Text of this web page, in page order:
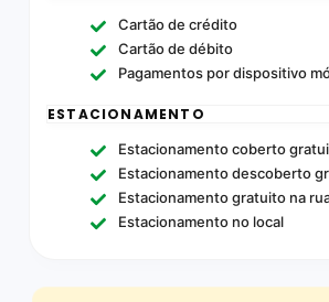
Cartão de crédito
Cartão de débito
Pagamentos por dispositivo
ESTACIONAMENTO
Estacionamento coberto
Estacionamento descoberto
Estacionamento gratuito na
Estacionamento no local